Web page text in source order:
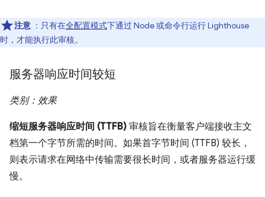
注意 ：只有在全配置模式下通过 Node 或命令行运行 Lighthouse
时，才能执行此审核。
服务器响应时间较短
类别：效果
缩短服务器响应时间 (TTFB) 审核旨在衡量客户端接收主文
档第一个字节所需的时间。如果首字节时间 (TTFB) 较长，
则表示请求在网络中传输需要很长时间，或者服务器运行缓
慢。